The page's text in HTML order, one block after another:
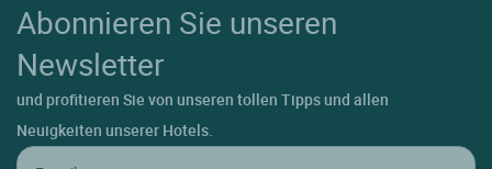
Abonnieren Sie unseren
Newsletter
und profitieren Sie von unseren tollen Tipps und allen
Neuigkeiten unserer Hotels.